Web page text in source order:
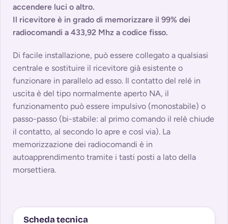
accendere luci o altro.
Il ricevitore è in grado di memorizzare il 99% dei
radiocomandi a 433,92 Mhz a codice fisso.
Di facile installazione, può essere collegato a qualsiasi
centrale e sostituire il ricevitore già esistente o
funzionare in parallelo ad esso. Il contatto del relé in
uscita è del tipo normalmente aperto NA, il
funzionamento può essere impulsivo (monostabile) o
passo-passo (bi-stabile: al primo comando il relè chiude
il contatto, al secondo lo apre e così via). La
memorizzazione dei radiocomandi è in
autoapprendimento tramite i tasti posti a lato della
morsettiera.
Scheda tecnica